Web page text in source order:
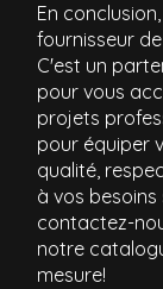
En
fournisseur
C'est un
pour vous
projets
pour équiper
qualité,
à vos
contactez-
notre
mesure!